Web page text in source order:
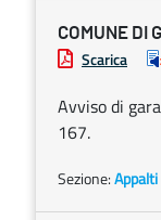
COMUNE DI
Scarica
Avviso di
167.
Sezione: